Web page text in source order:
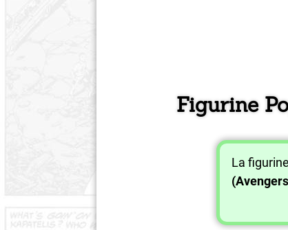
Figurine
La